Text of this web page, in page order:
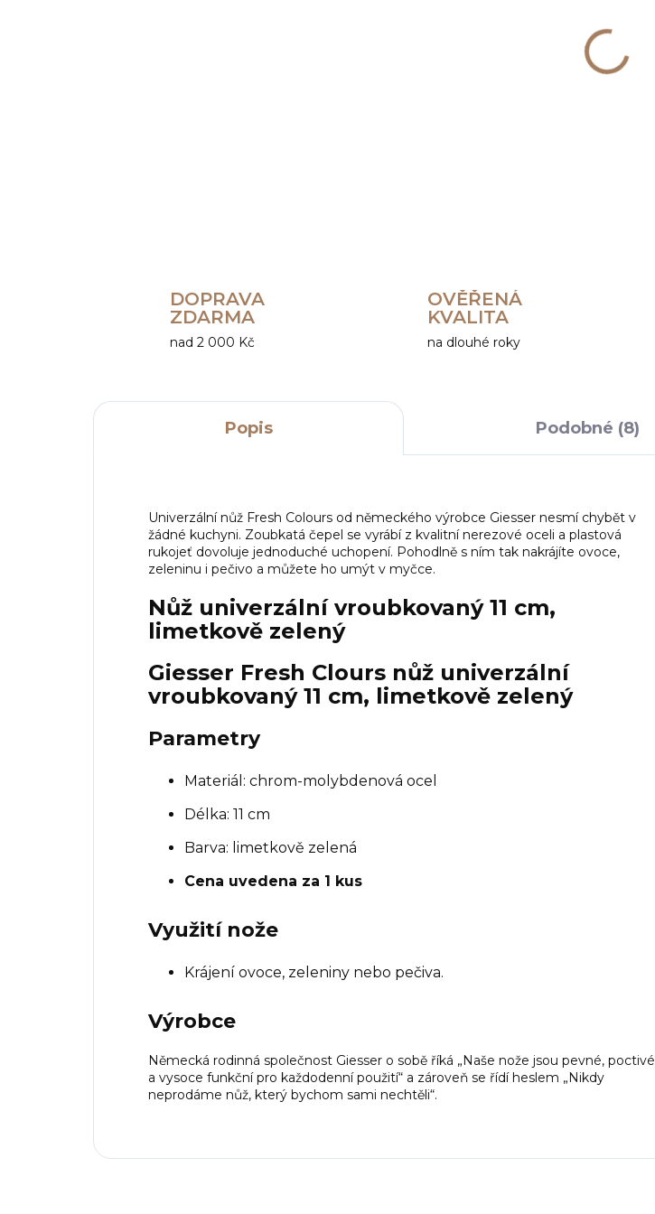
DOPRAVA
ZDARMA
nad 2 000 Kč
OVĚŘENÁ
KVALITA
na dlouhé roky
Popis Podobné (8)
Univerzální nůž Fresh Colours od německého výrobce Giesser nesmí chybět v
žádné kuchyni. Zoubkatá čepel se vyrábí z kvalitní nerezové oceli a plastová
rukojeť dovoluje jednoduché uchopení. Pohodlně s ním tak nakrájíte ovoce,
zeleninu i pečivo a můžete ho umýt v myčce.
Nůž univerzální vroubkovaný 11 cm,
limetkově zelený
Giesser Fresh Clours nůž univerzální
vroubkovaný 11 cm, limetkově zelený
Parametry
Materiál: chrom-molybdenová ocel
Délka: 11 cm
Barva: limetkově zelená
Cena uvedena za 1 kus
Využití nože
Krájení ovoce, zeleniny nebo pečiva.
Výrobce
Německá rodinná společnost Giesser o sobě říká „Naše nože jsou pevné, poctivé
a vysoce funkční pro každodenní použití“ a zároveň se řídí heslem „Nikdy
neprodáme nůž, který bychom sami nechtěli“.